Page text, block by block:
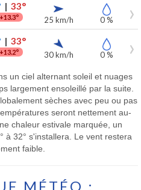
| 33°
+13.3° 25 km/h 0 %
| 33°
+13.2° 30 km/h 0 %
un ciel alternant soleil et nuages
largement ensoleillé par la suite.
sèches avec peu ou pas
seront nettement au-
chaleur estivale marquée, un
à 32° s'installera. Le vent restera
faible.
MÉTÉO :